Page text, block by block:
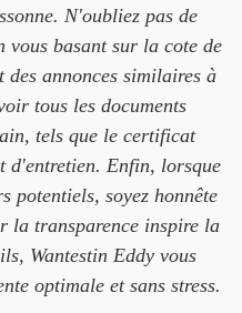
N'oubliez pas de
basant sur la cote de
annonces similaires à
tous les documents
tels que le certificat
d'entretien. Enfin, lorsque
potentiels, soyez honnête
la transparence inspire la
Wantestin Eddy vous
optimale et sans stress.